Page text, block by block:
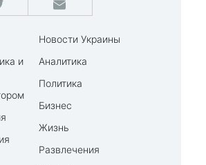
и
Новости Украины
Аналитика
Политика
Бизнес
Жизнь
Развлечения